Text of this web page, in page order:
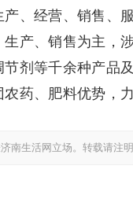
产、经营、销售、
产、销售为主，
剂等千余种产品
药、肥料优势，力
南生活网立场。转载请注